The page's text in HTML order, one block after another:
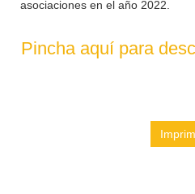
asociaciones en el año 2022.
Pincha aquí para